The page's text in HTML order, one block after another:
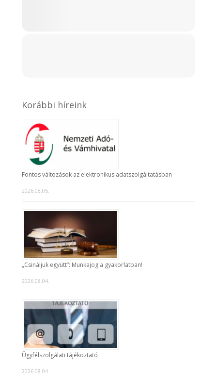
Korábbi híreink
Fontos változások az elektronikus adatszolgáltatásban
2026.08.05.
„Csináljuk együtt”: Munkajog a gyakorlatban!
2026.08.04.
Ügyfélszolgálati tájékoztató
2026.08.04.